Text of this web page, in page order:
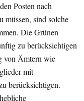
Posten nach
müssen, sind solche
Die Grünen
zu berücksichtigen
von Ämtern wie
mit
berücksichtigen.